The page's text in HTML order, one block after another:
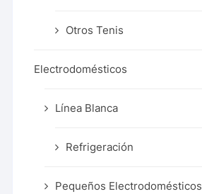
Otros Tenis
Electrodomésticos
Línea Blanca
Refrigeración
Pequeños Electrodomésticos